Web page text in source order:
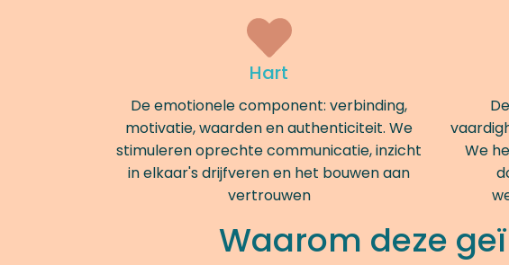
Hart
De emotionele component: verbinding,
motivatie, waarden en authenticiteit. We
stimuleren oprechte communicatie, inzicht
in elkaar's drijfveren en het bouwen aan
vertrouwen
We
Waarom deze